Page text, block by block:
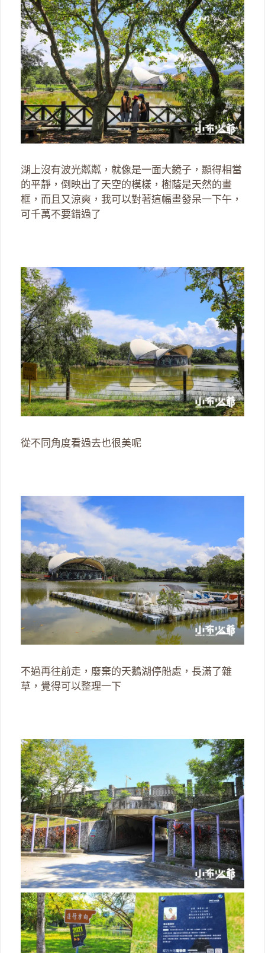
湖上沒有波光粼粼，就像是一面大鏡子，顯得相當
的平靜，倒映出了天空的模樣，樹蔭是天然的畫
框，而且又涼爽，我可以對著這幅畫發呆一下午，
可千萬不要錯過了
從不同角度看過去也很美呢
不過再往前走，廢棄的天鵝湖停船處，長滿了雜
草，覺得可以整理一下